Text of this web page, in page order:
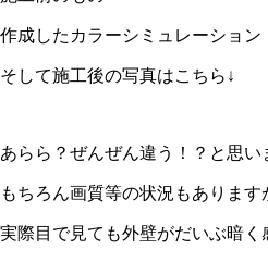
作成したカラーシミュレーション
そして施工後の写真はこちら↓
あらら？ぜんぜん違う！？と思い
もちろん画質等の状況もありま
実際目で見ても外壁がだいぶ暗